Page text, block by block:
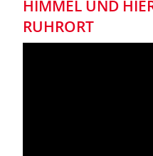
HIMMEL UND
RUHRORT